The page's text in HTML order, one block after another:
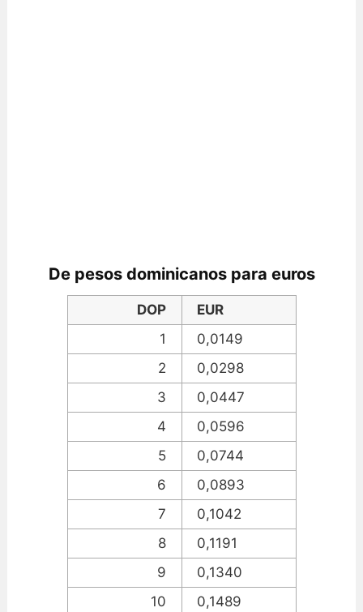
De pesos dominicanos para euros
DOP
EUR
1
0,0149
2
0,0298
3
0,0447
4
0,0596
5
0,0744
6
0,0893
7
0,1042
8
0,1191
9
0,1340
10
0,1489